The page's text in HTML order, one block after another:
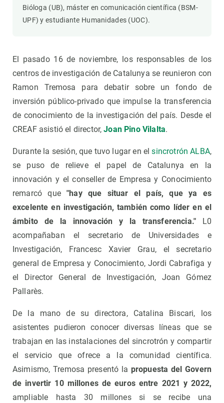
Bióloga (UB), máster en comunicación científica (BSM-
UPF) y estudiante Humanidades (UOC).
El pasado 16 de noviembre, los responsables de los
centros de investigación de Catalunya se reunieron con
Ramon Tremosa para debatir sobre un fondo de
inversión público-privado que impulse la transferencia
de conocimiento de la investigación del país. Desde el
CREAF asistió el director,Joan Pino Vilalta.
Durante la sesión, que tuvo lugar en elsincrotrón ALBA,
se puso de relieve el papel de Catalunya en la
innovación y el conseller de Empresa y Conocimiento
remarcó que"hay que situar el país, que ya es
excelente en investigación, también como líder en el
ámbito de la innovación y la transferencia." L0
acompañaban el secretario de Universidades e
Investigación, Francesc Xavier Grau, el secretario
general de Empresa y Conocimiento, Jordi Cabrafiga y
el Director General de Investigación, Joan Gómez
Pallarès.
De la mano de su directora, Catalina Biscari, los
asistentes pudieron conocer diversas líneas que se
trabajan en las instalaciones del sincrotrón y compartir
el servicio que ofrece a la comunidad científica.
Asimismo, Tremosa presentó la propuesta del Govern
de invertir 10 millones de euros entre 2021 y 2022,
ampliable hasta 30 millones si se recibe una